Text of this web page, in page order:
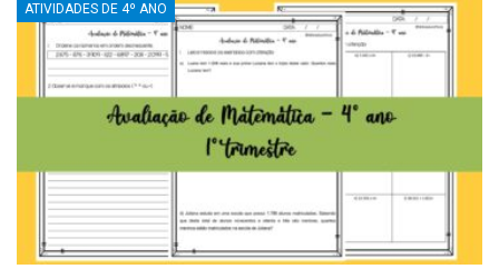
ATIVIDADES DE 4º ANO